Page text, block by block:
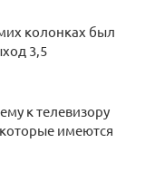
колонках был
3,5
к телевизору
имеются